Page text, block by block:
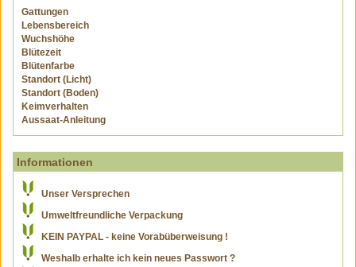
Gattungen
Lebensbereich
Wuchshöhe
Blütezeit
Blütenfarbe
Standort (Licht)
Standort (Boden)
Keimverhalten
Aussaat-Anleitung
Informationen
Unser Versprechen
Umweltfreundliche Verpackung
KEIN PAYPAL - keine Vorabüberweisung !
Weshalb erhalte ich kein neues Passwort ?